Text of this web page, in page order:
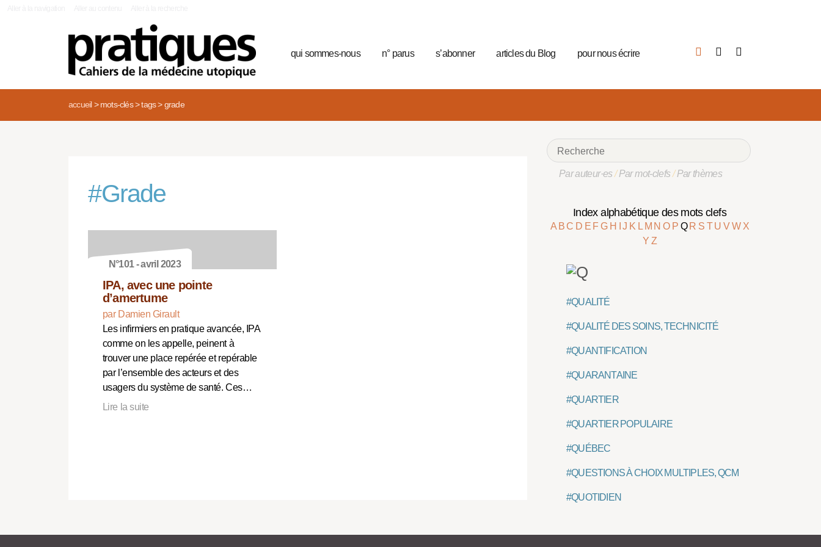
qui sommes-nous n° parus s’abonner articles du Blog pour nous écrire
accueil> mots-clés> tags> grade
#Grade
N°101 - avril 2023
IPA, avec une pointe
d’amertume
par Damien Girault
Les infirmiers en pratique avancée, IPA
comme on les appelle, peinent à
trouver une place repérée et repérable
par l’ensemble des acteurs et des
usagers du système de santé. Ces…
Lire la suite
Par auteur·es/Par mot-clefs/Par thèmes
Index alphabétique des mots clefs
A BC D E FG H IJ K L M NO P Q R S TUVW X
Y Z
#QUALITÉ
#QUALITÉ DES SOINS, TECHNICITÉ
#QUANTIFICATION
#QUARANTAINE
#QUARTIER
#QUARTIER POPULAIRE
#QUÉBEC
#QUESTIONS À CHOIX MULTIPLES, QCM
#QUOTIDIEN